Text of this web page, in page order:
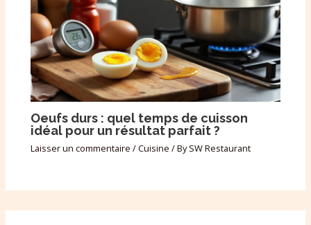
Oeufs durs : quel temps de cuisson
idéal pour un résultat parfait ?
Laisser un commentaire /Cuisine / BySW Restaurant